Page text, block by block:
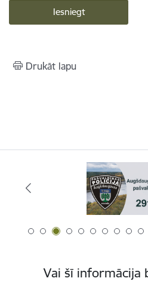
Drukāt lapu
Vai šī informācija